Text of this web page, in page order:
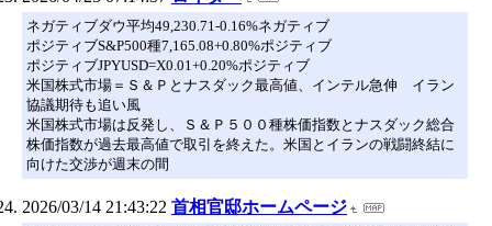
ネガティブダウ平均49,230.71-0.16%ネガティブ
ポジティブS&P500種7,165.08+0.80%ポジティブ
ポジティブJPYUSD=X0.01+0.20%ポジティブ
米国株式市場＝Ｓ＆Ｐとナスダック最高値、インテル急伸 イラン
協議期待も追い風
米国株式市場は反発し、Ｓ＆Ｐ５００種株価指数とナスダック総合
株価指数が過去最高値で取引を終えた。米国とイランの戦闘終結に
向けた交渉が週末の間
2026/03/14 21:43:22 首相官邸ホームページ